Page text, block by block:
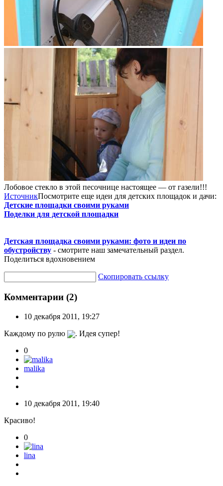
Лобовое стекло в этой песочнице настоящее — от газели!!!
ИсточникПосмотрите еще идеи для детских площадок и дачи:
Детские площадки своими руками
Поделки для детской площадки
Детская площадка своими руками: фото и идеи по
обустройству - смотрите наш замечательный раздел.
Поделиться вдохновением
Скопировать ссылку
Комментарии (2)
10 декабря 2011, 19:27
Каждому по рулю
. Идея супер!
0
malika
10 декабря 2011, 19:40
Красиво!
0
lina